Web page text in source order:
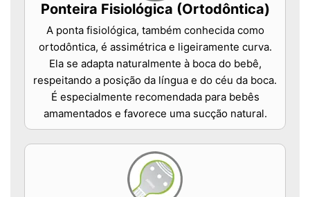
Ponteira Fisiológica (Ortodôntica)
A ponta fisiológica, também conhecida como
ortodôntica, é assimétrica e ligeiramente curva.
Ela se adapta naturalmente à boca do bebê,
respeitando a posição da língua e do céu da boca.
É especialmente recomendada para bebês
amamentados e favorece uma sucção natural.